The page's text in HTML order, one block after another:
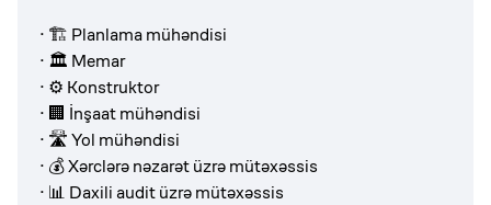
· 🏗 Planlama mühəndisi
· 🏛 Memar
· ⚙ Konstruktor
· 🏢 İnşaat mühəndisi
· 🛣 Yol mühəndisi
· 💰 Xərclərə nəzarət üzrə mütəxəssis
· 📊 Daxili audit üzrə mütəxəssis